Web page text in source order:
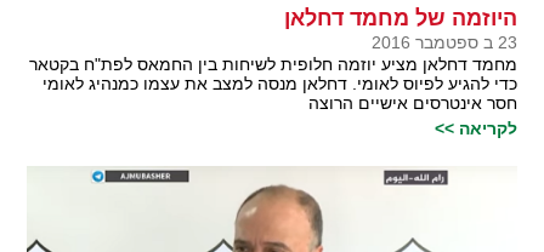
היוזמה של מחמד דחלאן
23 ב ספטמבר 2016
מחמד דחלאן מציע יוזמה חלופית לשיחות בין החמאס לפת"ח בקטאר
כדי להגיע לפיוס לאומי. דחלאן מנסה למצב את עצמו כמנהיג לאומי
חסר אינטרסים אישיים הרוצה
לקריאה >>